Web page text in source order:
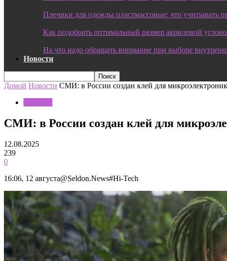
Плечики для одежды пластмассовые: что учитывать
Как подобрать оптимальный размер акриловой
На что надо обращать внимание при выборе
Новости
Домой Новости СМИ: в России создан клей для
СМИ: в России создан клей для
12.08.2025
239
0
16:06, 12 августа@Seldon.News#Hi-Tech